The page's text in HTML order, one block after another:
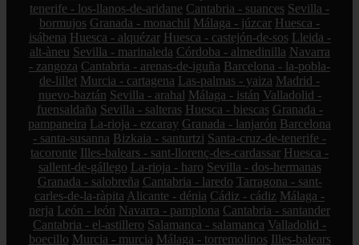
tenerife - los-llanos-de-aridane Cantabria - suances Sevilla -
bormujos Granada - monachil Málaga - júzcar Huesca -
isábena Huesca - alquézar Huesca - castejón-de-sos Lleida -
alt-àneu Sevilla - marinaleda Córdoba - almedinilla Navarra
- zangoza Cantabria - arenas-de-iguña Barcelona - la-pobla-
de-lillet Murcia - cartagena Las-palmas - yaiza Madrid -
nuevo-baztán Sevilla - arahal Málaga - istán Valladolid -
fuensaldaña Sevilla - salteras Huesca - biescas Granada -
pampaneira La-rioja - ezcaray Granada - lanjarón Barcelona
- santa-susanna Bizkaia - santurtzi Santa-cruz-de-tenerife -
tacoronte Illes-balears - sant-llorenç-des-cardassar Huesca -
sallent-de-gállego La-rioja - haro Sevilla - dos-hermanas
Granada - salobreña Cantabria - laredo Tarragona - sant-
carles-de-la-ràpita Alicante - dénia Cádiz - cádiz Málaga -
nerja León - león Navarra - pamplona Cantabria - santander
Cantabria - el-astillero Salamanca - salamanca Valladolid -
boecillo Murcia - murcia Málaga - torremolinos Illes-balears